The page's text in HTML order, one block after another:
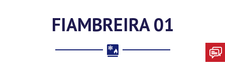
FIAMBREIRA 01